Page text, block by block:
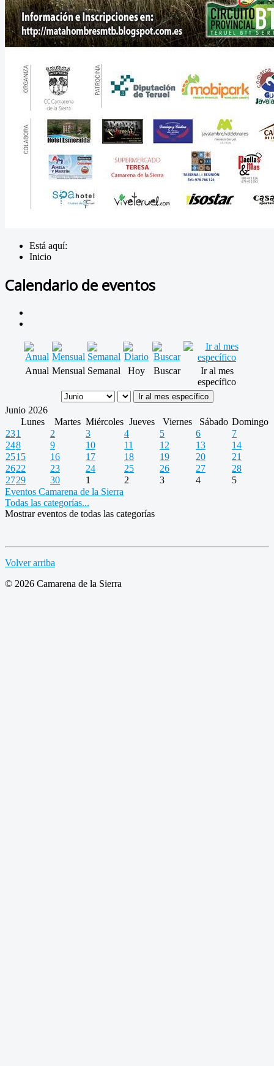
Está aquí:
Inicio
Calendario de eventos
Anual Mensual Semanal Hoy Buscar
Ir al mes
específico
Ir al mes específico
Junio 2026
Lunes
Martes Miércoles Jueves Viernes Sábado Domingo
231 2 3 4 5 6
7
248 9 10 11 12 13
14
2515 16 17 18 19 20
21
2622 23 24 25 26 27
28
2729 30 1 2 3 4
5
Eventos Camarena de la Sierra
Todas las categorías...
Mostrar eventos de todas las categorías
Volver arriba
© 2026 Camarena de la Sierra